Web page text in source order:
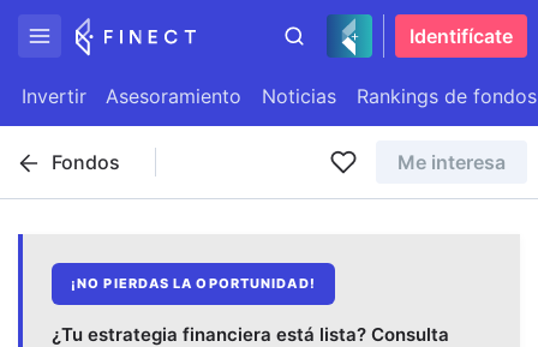
Identifícate
Invertir Asesoramiento Noticias Rankings de fondos
Fondos Me interesa
¡NO PIERDAS LA OPORTUNIDAD!
¿Tu estrategia financiera está lista? Consulta